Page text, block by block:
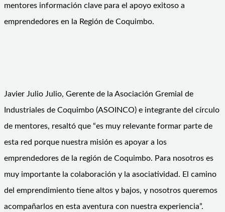
mentores información clave para el apoyo exitoso a
emprendedores en la Región de Coquimbo.
Javier Julio Julio, Gerente de la Asociación Gremial de
Industriales de Coquimbo (ASOINCO) e integrante del círculo
de mentores, resaltó que “es muy relevante formar parte de
esta red porque nuestra misión es apoyar a los
emprendedores de la región de Coquimbo. Para nosotros es
muy importante la colaboración y la asociatividad. El camino
del emprendimiento tiene altos y bajos, y nosotros queremos
acompañarlos en esta aventura con nuestra experiencia”.